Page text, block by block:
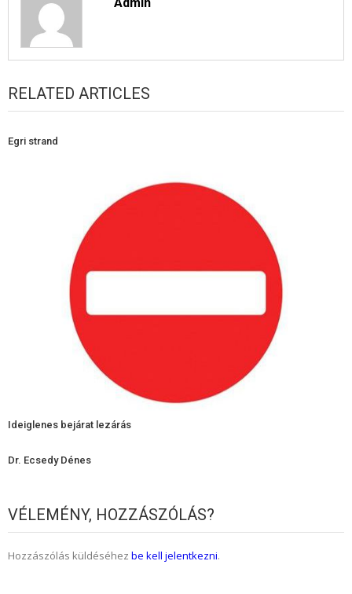
RELATED ARTICLES
Egri strand
Ideiglenes bejárat lezárás
Dr. Ecsedy Dénes
VÉLEMÉNY, HOZZÁSZÓLÁS?
Hozzászólás küldéséhez be kell jelentkezni.